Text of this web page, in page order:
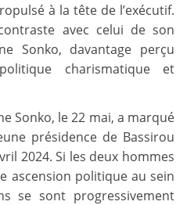
à la tête de l’exécutif.
avec celui de son
Sonko, davantage perçu
charismatique et
Sonko, le 22 mai, a marqué
présidence de Bassirou
2024. Si les deux hommes
ascension politique au sein
se sont progressivement